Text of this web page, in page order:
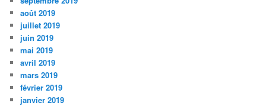
août 2019
juillet 2019
juin 2019
mai 2019
avril 2019
mars 2019
février 2019
janvier 2019